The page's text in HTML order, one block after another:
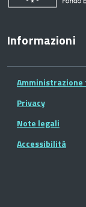
Informazioni
Privacy
Note legali
Accessibilità